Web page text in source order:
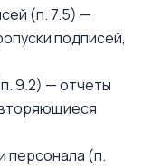
(п. 7.5) —
подписей,
9.2) — отчеты
персонала (п.